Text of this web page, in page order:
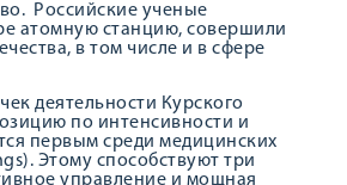
Российские ученые
атомную станцию, совершили
в том числе и в сфере
деятельности Курского
по интенсивности и
первым среди медицинских
Этому способствуют три
управление и мощная